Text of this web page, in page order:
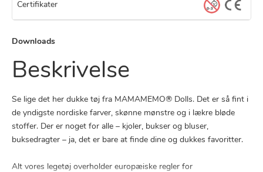
Certifikater
Downloads
Beskrivelse
Se lige det her dukke tøj fra MAMAMEMO® Dolls. Det er så fint i
de yndigste nordiske farver, skønne mønstre og i lækre bløde
stoffer. Der er noget for alle – kjoler, bukser og bluser,
buksedragter – ja, det er bare at finde dine og dukkes favoritter.
Alt vores legetøj overholder europæiske regler for